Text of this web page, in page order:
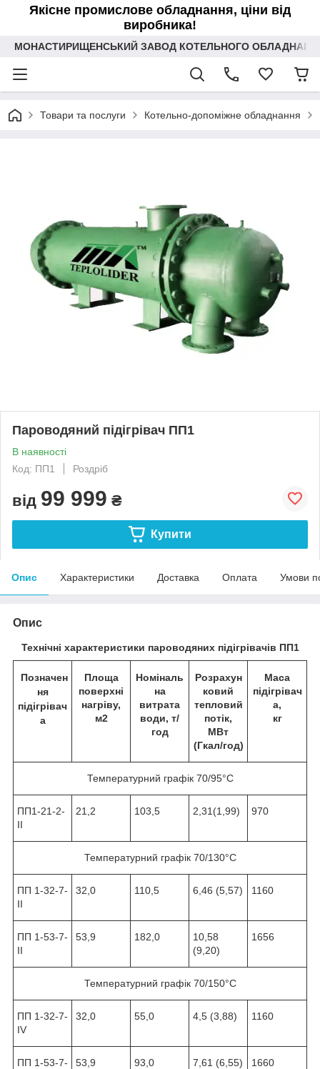
Якісне промислове обладнання, ціни від
виробника!
МОНАСТИРИЩЕНСЬКИЙ ЗАВОД КОТЕЛЬНОГО
Товари та послуги Котельно-допоміжне обладнання
Пароводяний підігрівач ПП1
В наявності
Код: ПП1
Роздріб
від 99 999 ₴
Купити
Опис Характеристики Доставка Оплата Умови
Опис
Технічні характеристики пароводяних підігрівачів ПП1
Позначен
ня
підігрівач
а
Площа
поверхні
нагріву,
м2
Номіналь
на
витрата
води, т/
год
Розрахун
ковий
тепловий
потік,
МВт
(Гкал/год)
Маса
підігрівач
а,
кг
Температурний графік 70/95°С
ПП1-21-2-
II
21,2 103,5 2,31(1,99) 970
Температурний графік 70/130°С
ПП 1-32-7-
II
32,0 110,5 6,46 (5,57) 1160
ПП 1-53-7-
II
53,9 182,0
10,58
(9,20)
1656
Температурний графік 70/150°С
ПП 1-32-7-
IV
32,0 55,0 4,5 (3,88) 1160
ПП 1-53-7-
53,9 93,0 7,61 (6,55) 1660